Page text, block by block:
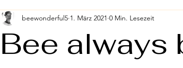
Bee always
beewonderful5 1. März 2021 0 Min. Lesezeit